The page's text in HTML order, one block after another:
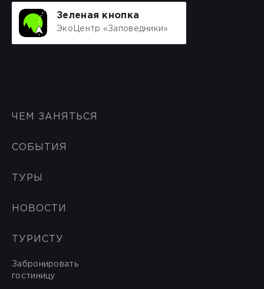
Зеленая кнопка
ЭкоЦентр «Заповедники»
ЧЕМ ЗАНЯТЬСЯ
СОБЫТИЯ
ТУРЫ
НОВОСТИ
ТУРИСТУ
Забронировать
гостиницу